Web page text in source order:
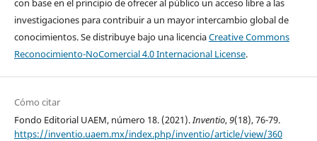
con base en el principio de ofrecer al público un acceso libre a las
investigaciones para contribuir a un mayor intercambio global de
conocimientos. Se distribuye bajo una licenciaCreative Commons
Reconocimiento-NoComercial 4.0 Internacional License.
Cómo citar
Fondo Editorial UAEM, número 18. (2021).Inventio,9(18), 76-79.
https://inventio.uaem.mx/index.php/inventio/article/view/360